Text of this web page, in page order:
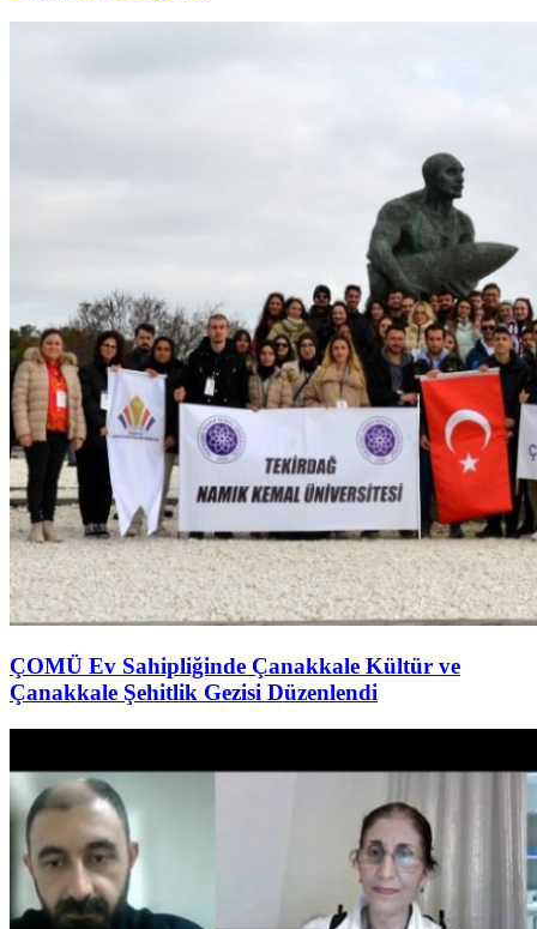
ÇOMÜ Ev Sahipliğinde Çanakkale Kültür ve
Çanakkale Şehitlik Gezisi Düzenlendi